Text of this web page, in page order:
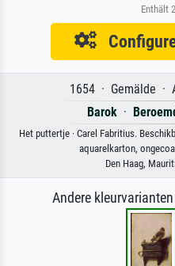
Enthält
1654 · Gemälde ·
Barok ·
Het puttertje · Carel Fabritius.
aquarelkarton,
Den Haag,
Andere